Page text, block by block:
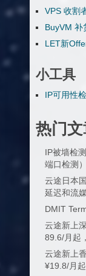
VPS 收割
BuyVM 补
LET新
小工具
IP可用性
热门
IP被墙检
端口检测）
云途日本
延迟和流
DMIT
云途新上
89.6/月起
云途新上
¥19.8/月